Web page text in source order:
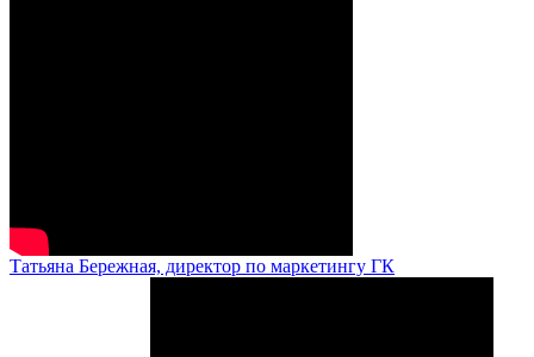
Татьяна Бережная, директор по маркетингу ГК